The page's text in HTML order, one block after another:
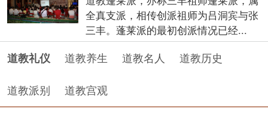
全真支派，相传创派祖师为吕洞宾与张
三丰。蓬莱派的最初创派情况已经...
道教礼仪 道教养生 道教名人 道教历史
道教派别 道教宫观